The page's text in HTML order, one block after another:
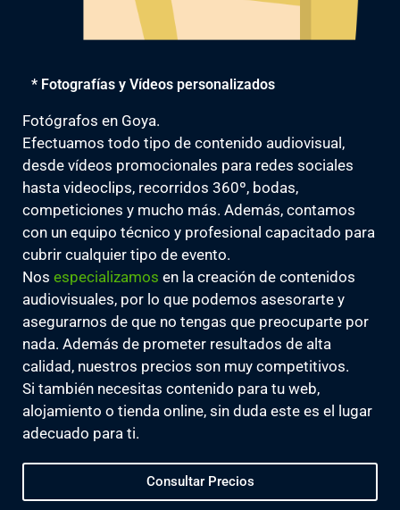
* Fotografías y Vídeos personalizados
Fotógrafos en Goya.
Efectuamos todo tipo de contenido audiovisual,
desde vídeos promocionales para redes sociales
hasta videoclips, recorridos 360º, bodas,
competiciones y mucho más. Además, contamos
con un equipo técnico y profesional capacitado para
cubrir cualquier tipo de evento.
Nos especializamos en la creación de contenidos
audiovisuales, por lo que podemos asesorarte y
asegurarnos de que no tengas que preocuparte por
nada. Además de prometer resultados de alta
calidad, nuestros precios son muy competitivos.
Si también necesitas contenido para tu web,
alojamiento o tienda online, sin duda este es el lugar
adecuado para ti.
Consultar Precios